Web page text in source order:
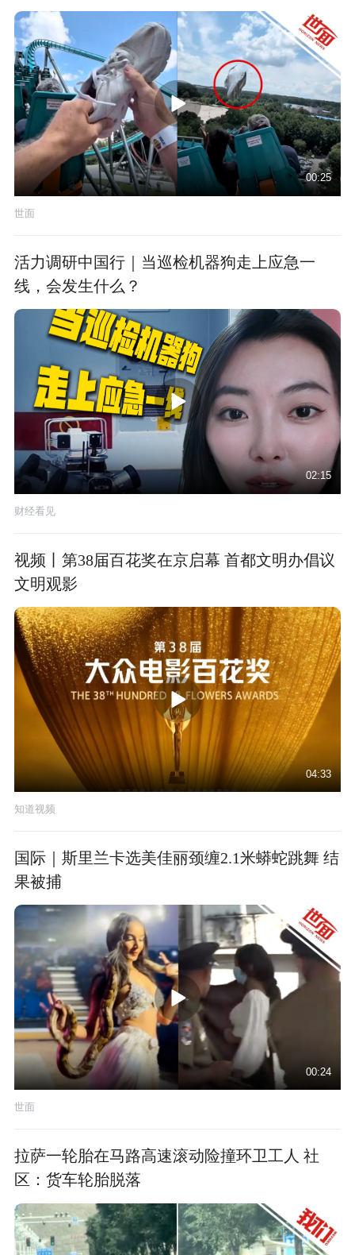
00:25
世面
活力调研中国行｜当巡检机器狗走上应急一
线，会发生什么？
02:15
财经看见
视频丨第38届百花奖在京启幕 首都文明办倡议
文明观影
04:33
知道视频
国际｜斯里兰卡选美佳丽颈缠2.1米蟒蛇跳舞 结
果被捕
00:24
世面
拉萨一轮胎在马路高速滚动险撞环卫工人 社
区：货车轮胎脱落